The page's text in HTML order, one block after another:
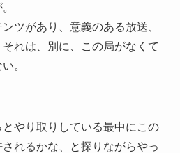
ツがあり、意義のある放送、
れは、別に、この局がなくて
。
やり取りしている最中にこの
れるかな、と探りながらやっ